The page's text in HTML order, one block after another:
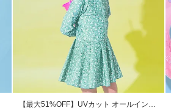
【最大51%OFF】UVカット オールインワ